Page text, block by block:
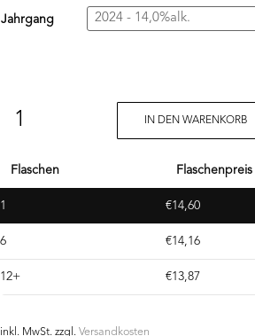
Jahrgang
Ried
Menge
IN DEN WARENKORB
Flaschen Flaschenpreis
1 €14,60
6 €14,16
12+ €13,87
inkl. MwSt. zzgl. Versandkosten